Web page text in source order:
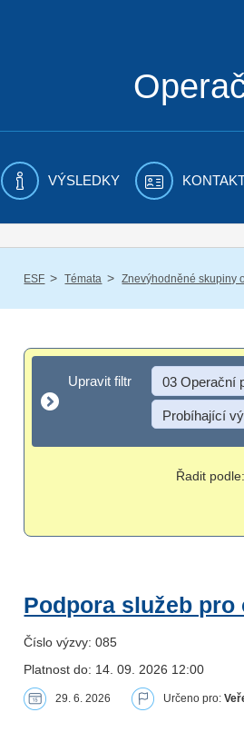
VÝSLEDKY
ESF / Témata / Znevýhodněné skupiny
Upravit filtr
Upravit filtr 03 Operační
Probíhající
Řadit podle:
Podpora služeb pro
Číslo výzvy: 085
Platnost do: 14. 09. 2026 12:00
29. 6. 2026 Určeno pro: